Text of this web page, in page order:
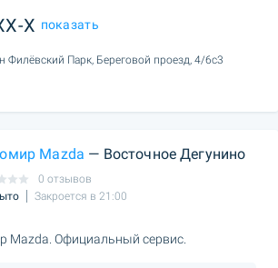
X показать
Филёвский Парк, Береговой проезд, 4/6с3
Mazda — Восточное Дегунино
0 отзывов
Закроется в 21:00
Mazda. Официальный сервис.